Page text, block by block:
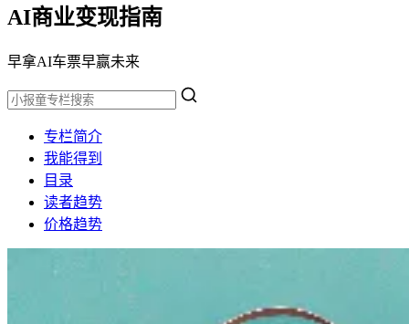
AI商业变现指南
早拿AI车票早赢未来
专栏简介
我能得到
目录
读者趋势
价格趋势